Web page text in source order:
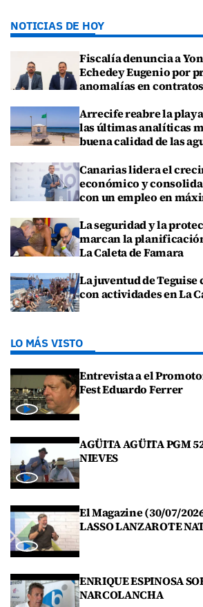
NOTICIAS DE HOY
Fiscalía denuncia a
Echedey Eugenio por
anomalías en
Arrecife reabre la
las últimas analíticas
buena calidad de las
Canarias lidera el
económico y
con un empleo en
La seguridad y la
marcan la
La Caleta de Famara
La juventud de Teguise
con actividades en La
LO MÁS VISTO
Entrevista a el
Fest Eduardo Ferrer
AGÜITA AGÜITA PGM
NIEVES
El Magazine (30/07/
LASSO LANZAROTE
ENRIQUE ESPINOSA
NARCOLANCHA